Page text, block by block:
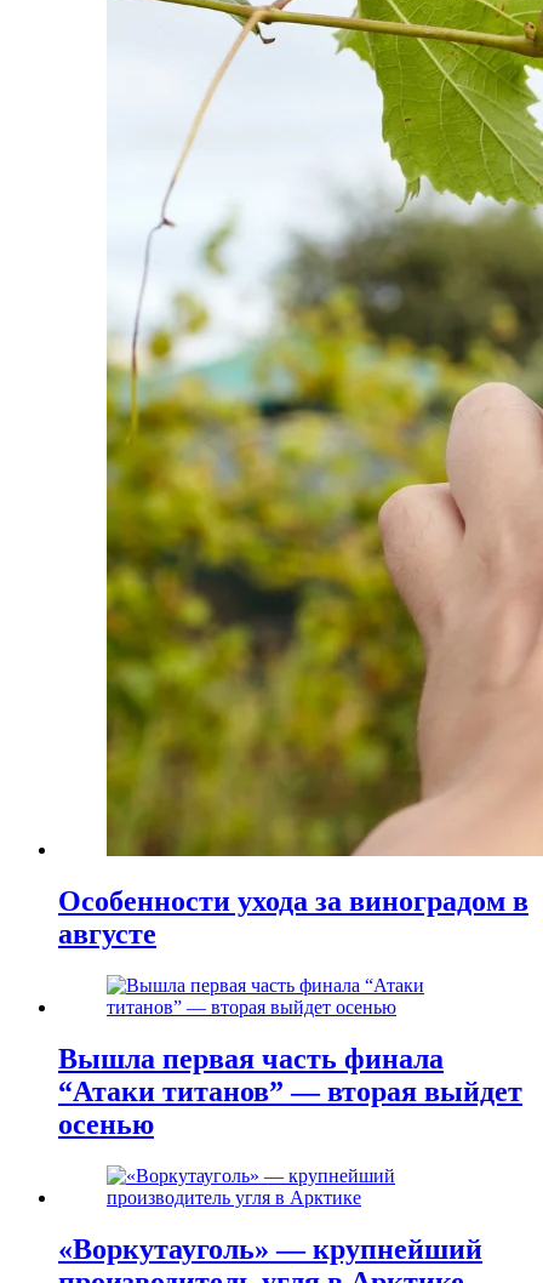
Особенности ухода за виноградом в
августе
Вышла первая часть финала
“Атаки титанов” — вторая выйдет
осенью
«Воркутауголь» — крупнейший